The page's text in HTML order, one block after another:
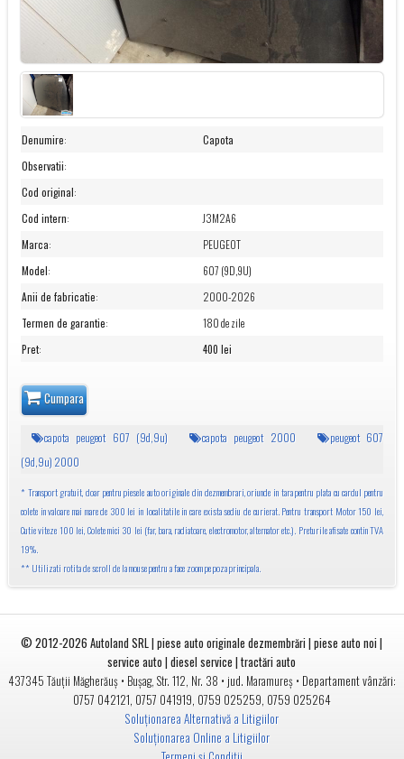
Denumire:
Capota
Observatii:
Cod original:
Cod intern:
J3M2A6
Marca:
PEUGEOT
Model:
607 (9D,9U)
Anii de fabricatie:
2000-2026
Termen de garantie:
180 de zile
Pret: 400 lei
Cumpara
capota peugeot 607 (9d,9u) capota peugeot 2000
peugeot 607
(9d,9u) 2000
* Transport gratuit, doar pentru piesele auto originale din dezmembrari, oriunde in tara pentru plata cu cardul pentru
colete in valoare mai mare de 300 lei in localitatile in care exista sediu de curierat. Pentru transport Motor 150 lei,
Cutie viteze 100 lei, Colete mici 30 lei (far, bara, radiatoare, electromotor, alternator etc.). Preturile afisate contin TVA
19%.
** Utilizati rotita de scroll de la mouse pentru a face zoom pe poza principala.
© 2012-2026Autoland SRL | piese auto originale dezmembrări | piese auto noi |
service auto | diesel service | tractări auto
437345 Tăuții Măgherăuș• Bușag, Str. 112, Nr. 38 • jud. Maramureș • Departament vânzări:
0757 042121, 0757 041919, 0759 025259, 0759 025264
Soluționarea Alternativă a Litigiilor
Soluționarea Online a Litigiilor